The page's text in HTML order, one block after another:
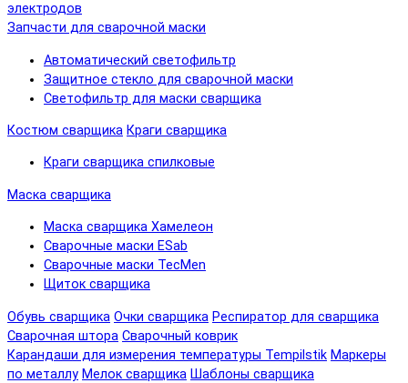
электродов
Запчасти для сварочной маски
Автоматический светофильтр
Защитное стекло для сварочной маски
Светофильтр для маски сварщика
Костюм сварщика Краги сварщика
Краги сварщика спилковые
Маска сварщика
Маска сварщика Хамелеон
Сварочные маски ESab
Сварочные маски TecMen
Щиток сварщика
Обувь сварщика Очки сварщика Респиратор для сварщика
Сварочная штора Сварочный коврик
Карандаши для измерения температуры Tempilstik Маркеры
по металлу Мелок сварщика Шаблоны сварщика